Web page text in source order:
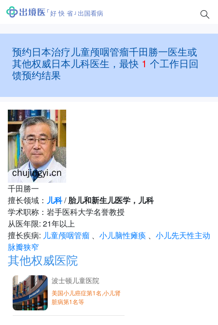
好 快 省 出国看病
预约日本治疗儿童颅咽管瘤千田勝一医生或
其他权威日本儿科医生，最快 1 个工作日回
馈预约结果
千田勝一
擅长领域： 儿科/胎儿和新生儿医学，儿科
学术职称：岩手医科大学名誉教授
从医年限: 21年以上
擅长疾病: 儿童颅咽管瘤 、 小儿脑性瘫痪 、 小儿先天性主动
脉瓣狭窄
其他权威医院
波士顿儿童医院
美国小儿癌症第1名,小儿肾
脏病第1名等